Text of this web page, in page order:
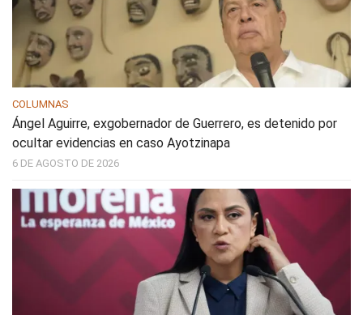
COLUMNAS
Ángel Aguirre, exgobernador de Guerrero, es detenido por
ocultar evidencias en caso Ayotzinapa
6 DE AGOSTO DE 2026